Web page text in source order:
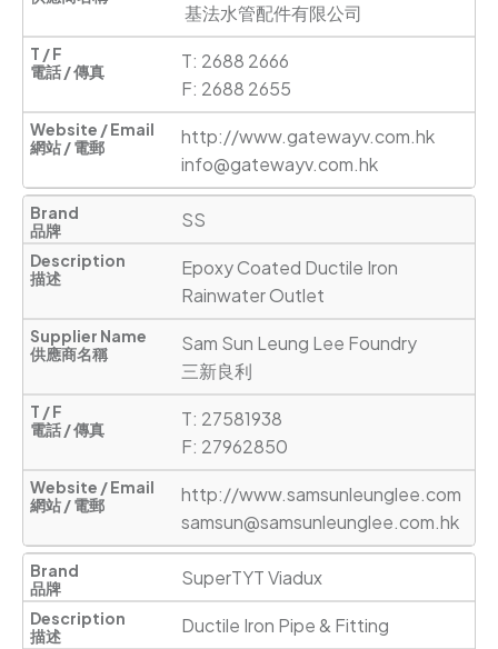
基法水管配件有限公司
T: 2688 2666
F: 2688 2655
http://www.gatewayv.com.hk
info@gatewayv.com.hk
SS
Epoxy Coated Ductile Iron
Rainwater Outlet
Sam Sun Leung Lee Foundry
三新良利
T: 27581938
F: 27962850
http://www.samsunleunglee.com
samsun@samsunleunglee.com.hk
SuperTYT Viadux
Ductile Iron Pipe & Fitting